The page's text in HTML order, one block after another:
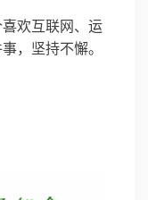
欢互联网、运
，坚持不懈。